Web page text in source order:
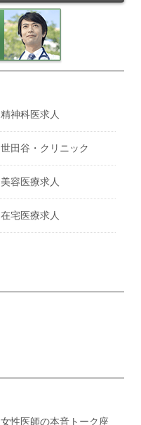
精神科医求人
世田谷・クリニック
美容医療求人
在宅医療求人
女性医師の本音トーク座